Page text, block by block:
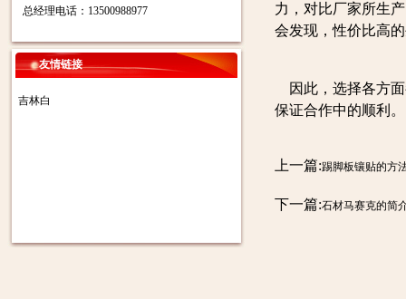
总经理电话：13500988977
友情链接
吉林白
力，对比厂家所生
会发现，性价比高
因此，选择各方面
保证合作中的顺利。
上一篇:踢脚板镶贴的方
下一篇:石材马赛克的简